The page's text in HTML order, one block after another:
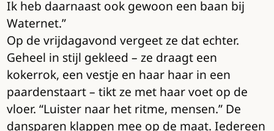
Ik heb daarnaast ook gewoon een baan bij
Waternet.”
Op de vrijdagavond vergeet ze dat echter.
Geheel in stijl gekleed – ze draagt een
kokerrok, een vestje en haar haar in een
paardenstaart – tikt ze met haar voet op de
vloer. “Luister naar het ritme, mensen.” De
dansparen klappen mee op de maat. Iedereen